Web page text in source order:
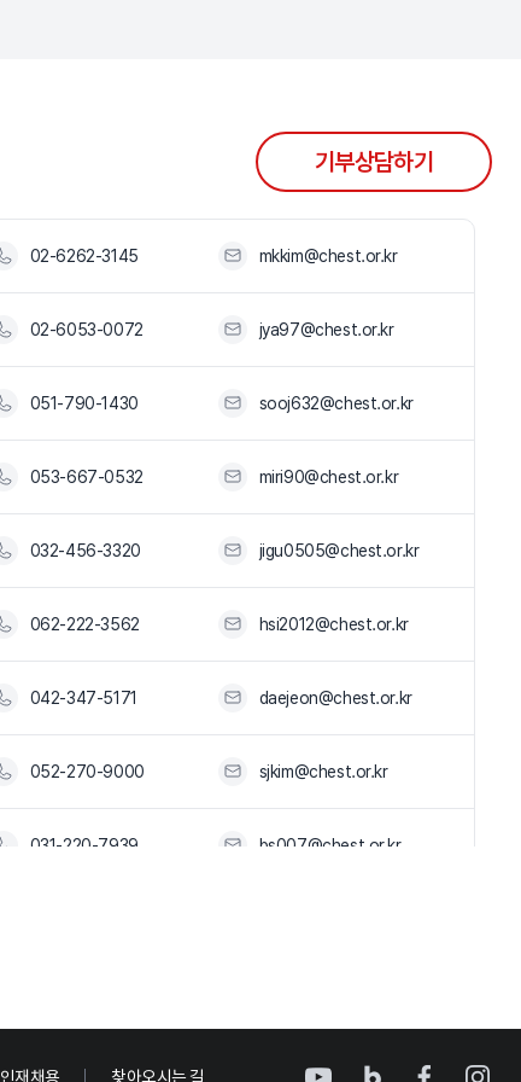
02-6262-3145 mkkim@chest.or.kr
02-6053-0072 jya97@chest.or.kr
051-790-1430 sooj632@chest.or.kr
053-667-0532 miri90@chest.or.kr
032-456-3320 jigu0505@chest.or.kr
062-222-3562 hsi2012@chest.or.kr
042-347-5171 daejeon@chest.or.kr
052-270-9000 sjkim@chest.or.kr
031-220-7939 bs007@chest.or.kr
043-238-8026 boram210@chest.or.kr
기부상담하기